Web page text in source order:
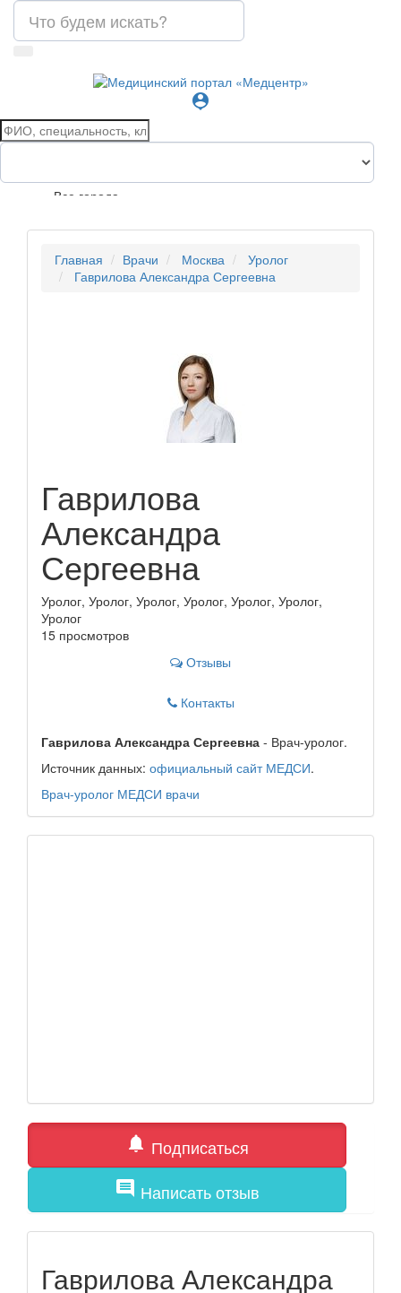
person_pin
Все города
Главная Врачи Москва
Уролог
Гаврилова Александра Сергеевна
Гаврилова
Александра
Сергеевна
Уролог, Уролог, Уролог, Уролог, Уролог, Уролог,
Уролог
15 просмотров
Отзывы
Контакты
Гаврилова Александра Сергеевна - Врач-уролог.
Источник данных: официальный сайт МЕДСИ.
Врач-уролог МЕДСИ врачи
notifications Подписаться
comment Написать отзыв
Гаврилова Александра